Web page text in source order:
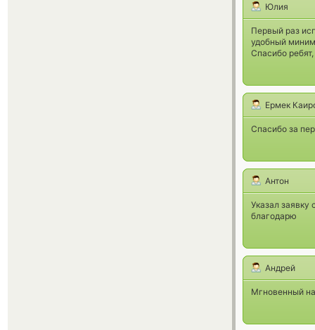
Юлия
Первый раз
удобный
Спасибо
Ермек
Спасибо за
Антон
Указал
благодарю
Андрей
Мгновенный